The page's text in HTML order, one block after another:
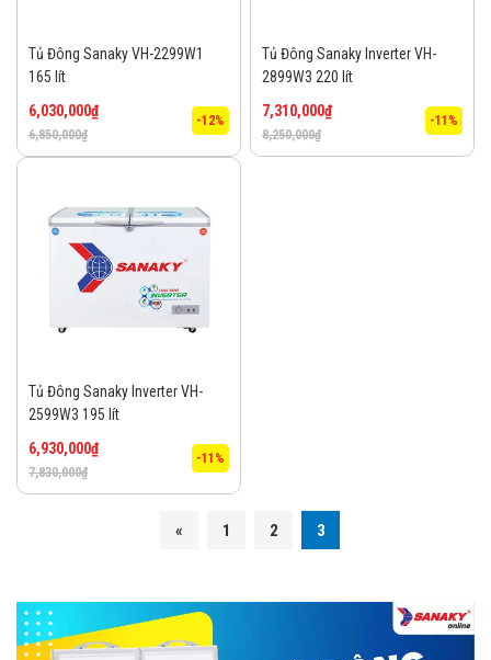
Tủ Đông Sanaky VH-2299W1
165 lít
6,850,000₫
6,030,000₫
-12%
Tủ Đông Sanaky Inverter VH-
2899W3 220 lít
8,250,000₫
7,310,000₫
-11%
Tủ Đông Sanaky Inverter VH-
2599W3 195 lít
7,830,000₫
6,930,000₫
-11%
« 1 2 3